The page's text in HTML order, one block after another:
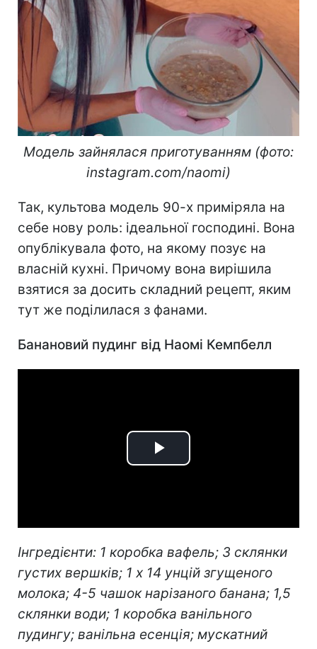
Модель зайнялася приготуванням (фото:
instagram.com/naomi)
Так, культова модель 90-х приміряла на
себе нову роль: ідеальної господині. Вона
опублікувала фото, на якому позує на
власній кухні. Причому вона вирішила
взятися за досить складний рецепт, яким
тут же поділилася з фанами.
Банановий пудинг від Наомі Кемпбелл
Play
Інгредієнти: 1 коробка вафель; 3 склянки
густих вершків; 1 х 14 унцій згущеного
молока; 4-5 чашок нарізаного банана; 1,5
склянки води; 1 коробка ванільного
пудингу; ванільна есенція; мускатний